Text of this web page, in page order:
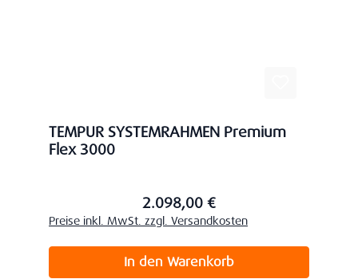
TEMPUR SYSTEMRAHMEN Premium
Flex 3000
Regulärer Preis:2.098,00 €
Preise inkl. MwSt. zzgl. Versandkosten
In den Warenkorb